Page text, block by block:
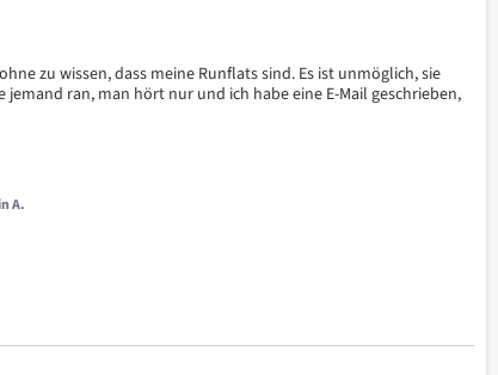
zu wissen, dass meine Runflats sind. Es ist unmöglich, sie
ran, man hört nur und ich habe eine E-Mail geschrieben,
A.